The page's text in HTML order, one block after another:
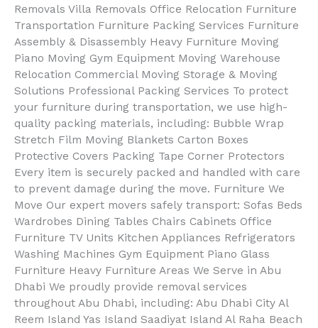
Removals Villa Removals Office Relocation Furniture
Transportation Furniture Packing Services Furniture
Assembly & Disassembly Heavy Furniture Moving
Piano Moving Gym Equipment Moving Warehouse
Relocation Commercial Moving Storage & Moving
Solutions Professional Packing Services To protect
your furniture during transportation, we use high-
quality packing materials, including: Bubble Wrap
Stretch Film Moving Blankets Carton Boxes
Protective Covers Packing Tape Corner Protectors
Every item is securely packed and handled with care
to prevent damage during the move. Furniture We
Move Our expert movers safely transport: Sofas Beds
Wardrobes Dining Tables Chairs Cabinets Office
Furniture TV Units Kitchen Appliances Refrigerators
Washing Machines Gym Equipment Piano Glass
Furniture Heavy Furniture Areas We Serve in Abu
Dhabi We proudly provide removal services
throughout Abu Dhabi, including: Abu Dhabi City Al
Reem Island Yas Island Saadiyat Island Al Raha Beach